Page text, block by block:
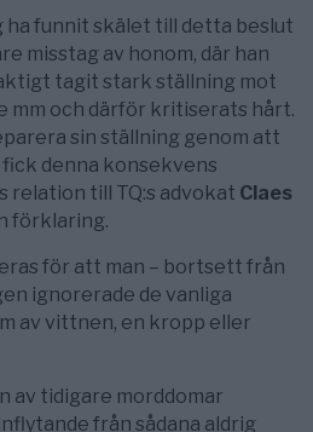
ha funnit skälet till detta beslut
misstag av honom, där han
tagit stark ställning mot
mm och därför kritiserats hårt.
sin ställning genom att
denna konsekvens
relation till TQ:s advokat Claes
förklaring.
för att man – bortsett från
ignorerade de vanliga
av vittnen, en kropp eller
av tidigare morddomar
från sådana aldrig